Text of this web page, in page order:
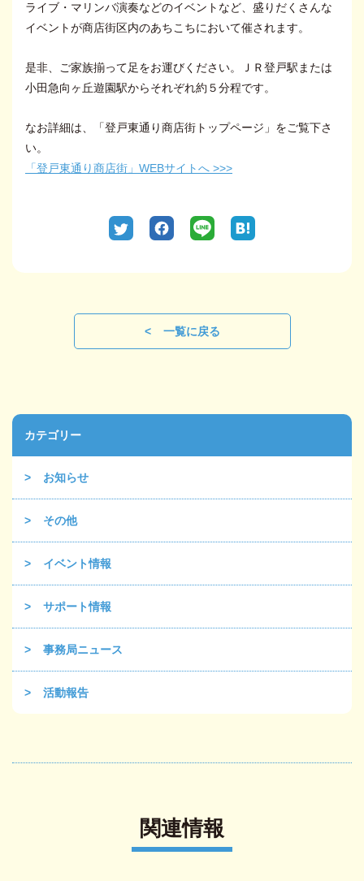
ライブ・マリンバ演奏などのイベントなど、盛りだくさんな
イベントが商店街区内のあちこちにおいて催されます。
是非、ご家族揃って足をお運びください。ＪＲ登戸駅または
小田急向ヶ丘遊園駅からそれぞれ約５分程です。
なお詳細は、「登戸東通り商店街トップページ」をご覧下さ
い。
「登戸東通り商店街」WEBサイトへ >>>
一覧に戻る
カテゴリー
お知らせ
その他
イベント情報
サポート情報
事務局ニュース
活動報告
関連情報